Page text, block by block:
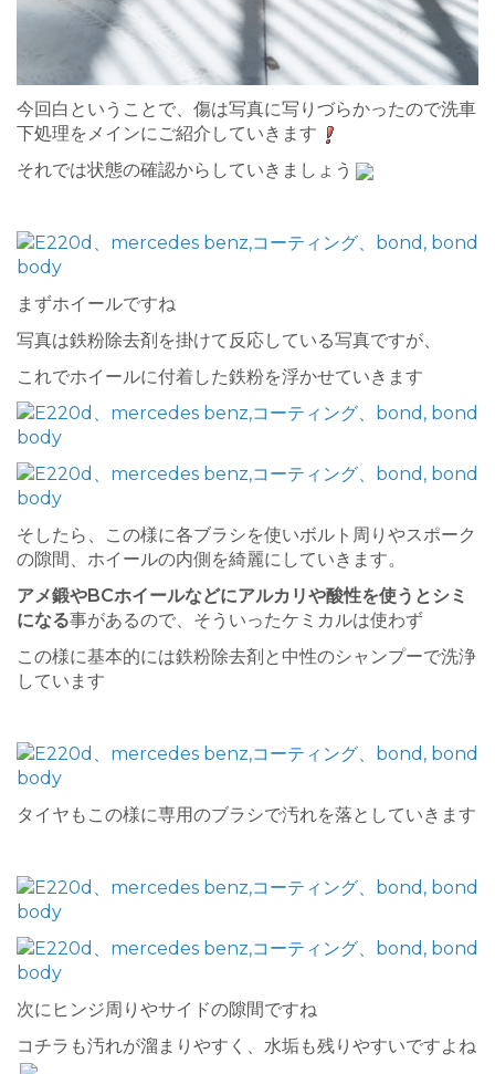
今回白ということで、傷は写真に写りづらかったので洗車
下処理をメインにご紹介していきます
それでは状態の確認からしていきましょう
まずホイールですね
写真は鉄粉除去剤を掛けて反応している写真ですが、
これでホイールに付着した鉄粉を浮かせていきます
そしたら、この様に各ブラシを使いボルト周りやスポーク
の隙間、ホイールの内側を綺麗にしていきます。
アメ鍛やBCホイールなどにアルカリや酸性を使うとシミ
になる事があるので、そういったケミカルは使わず
この様に基本的には鉄粉除去剤と中性のシャンプーで洗浄
しています
タイヤもこの様に専用のブラシで汚れを落としていきます
次にヒンジ周りやサイドの隙間ですね
コチラも汚れが溜まりやすく、水垢も残りやすいですよね